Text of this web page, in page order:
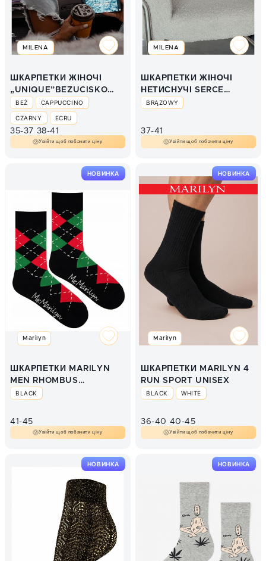
MILENA
ШКАРПЕТКИ ЖІНОЧІ
„UNIQUE”BEZUCISKOWE
GŁ.
BEŻ CAPPUCCINO
CZARNY ECRU
35-37 38-41
Увійти щоб побачити ціну
MILENA
ШКАРПЕТКИ ЖІНОЧІ
НЕТИСНУЧІ SERCE
0200.204
BRĄZOWY
37-41
Увійти щоб побачити ціну
НОВИНКА
Marilyn
ШКАРПЕТКИ MARILYN
MEN RHOMBUS
BLACK/RED/GREEN
BLACK
41-45
Увійти щоб побачити ціну
НОВИНКА
Marilyn
ШКАРПЕТКИ MARILYN 4
RUN SPORT UNISEX
BLACK WHITE
36-40 40-45
Увійти щоб побачити ціну
НОВИНКА НОВИНКА